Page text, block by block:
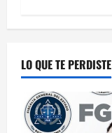
LO QUE TE PERDISTE